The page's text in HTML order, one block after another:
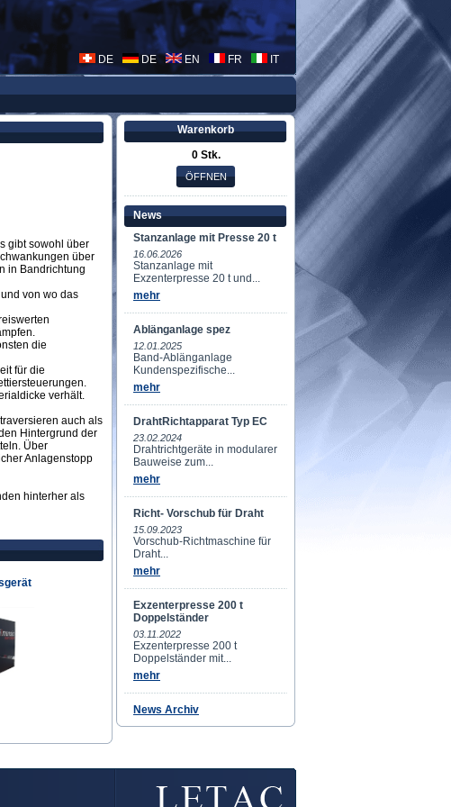
DE DE EN FR IT
gibt sowohl über
über
in Bandrichtung
von wo das
die
für die
verhält.
auch als
Hintergrund der
Über
Anlagenstopp
hinterher als
Warenkorb
0 Stk.
News
Stanzanlage mit Presse 20 t
16.06.2026
Stanzanlage mit
Exzenterpresse 20 t und...
mehr
Ablänganlage spez
12.01.2025
Band-Ablänganlage
Kundenspezifische...
mehr
DrahtRichtapparat Typ EC
23.02.2024
Drahtrichtgeräte in modularer
Bauweise zum...
mehr
Richt- Vorschub für Draht
15.09.2023
Vorschub-Richtmaschine für
Draht...
mehr
Exzenterpresse 200 t
Doppelständer
03.11.2022
Exzenterpresse 200 t
Doppelständer mit...
mehr
News Archiv